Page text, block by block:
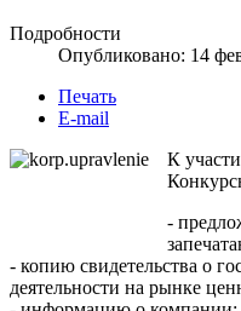
Подробности
Опубликовано: 14
Печать
E-mail
К
-
- копию свидетельства о
деятельности на рынке